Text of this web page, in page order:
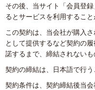
その後、当サイト「会員登
るとサービスを利用すること
この契約は、当会社が購入
として提供するなど契約の
諾するまで、締結されないも
契約の締結は、日本語で行う
契約条件は、契約締結後当